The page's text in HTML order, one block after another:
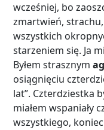
wcześniej, bo
zmartwień,
wszystkich
starzeniem się. Ja
Byłem strasznym
osiągnięciu
lat”. Czterdziestka
miałem wspaniały
wszystkiego, koniec